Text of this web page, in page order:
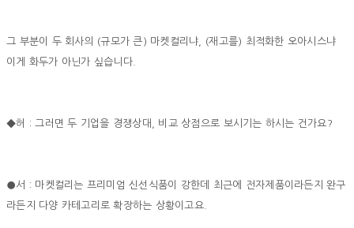
그 부분이 두 회사의 (규모가 큰) 마켓컬리냐, (재고를) 최적화한 오아시스냐
이게 화두가 아닌가 싶습니다.
◆허 : 그러면 두 기업을 경쟁상대, 비교 상점으로 보시기는 하시는 건가요?
●서 : 마켓컬리는 프리미엄 신선식품이 강한데 최근에 전자제품이라든지 완구
라든지 다양 카테고리로 확장하는 상황이고요.